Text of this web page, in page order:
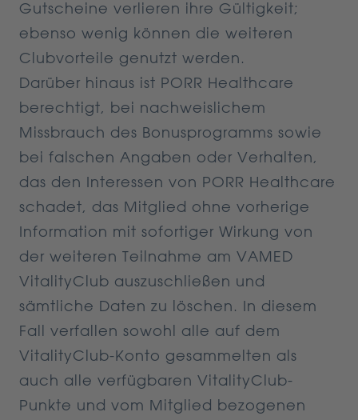
Gutscheine verlieren ihre Gültigkeit;
ebenso wenig können die weiteren
Clubvorteile genutzt werden.
Darüber hinaus ist PORR Healthcare
berechtigt, bei nachweislichem
Missbrauch des Bonusprogramms sowie
bei falschen Angaben oder Verhalten,
das den Interessen von PORR Healthcare
schadet, das Mitglied ohne vorherige
Information mit sofortiger Wirkung von
der weiteren Teilnahme am VAMED
VitalityClub auszuschließen und
sämtliche Daten zu löschen. In diesem
Fall verfallen sowohl alle auf dem
VitalityClub-Konto gesammelten als
auch alle verfügbaren VitalityClub-
Punkte und vom Mitglied bezogenen